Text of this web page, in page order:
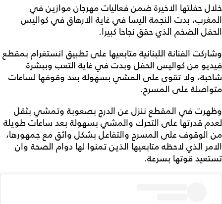
خلال حفلتها الاخيرة ضمن فعاليات مهرجان موازين في
المغرب، بدت النجمة اليسا في غاية الارهاق في كواليس
الحفل الضخم الذي حقق نجاحاً كبيراً.
وشاركت الفنانة اللبنانية متابعيها على تطبيق انستغرام بمقطع
فيديو من كواليس الحفل وبدت في غاية التعب وببشرة
شاحبة، ولا تقوى على المشي بسهولة بعد وقوفها لساعات
متواصلة على المسرح.
وظهرت في المقطع ننزل عن الدرج بصعوبة وتمشي بثقل
لعدم قدرتها على التحرك والمشي بسهولة بعد ساعات طويلة
من الوقوف على المسرح والتفاعل بشكل واثق مع جمهورها،
الامر الذي لاحظه متابعيها الذين تمنوا لها دوام الصحة وان
تستعيد قوتها بسرعة.